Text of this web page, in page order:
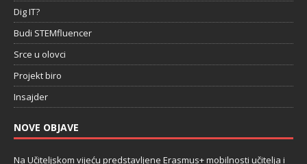
Dig IT?
Budi STEMfluencer
Srce u olovci
Projekt biro
Insajder
NOVE OBJAVE
Na Učiteljskom vijeću predstavljene Erasmus+ mobilnosti učitelja i